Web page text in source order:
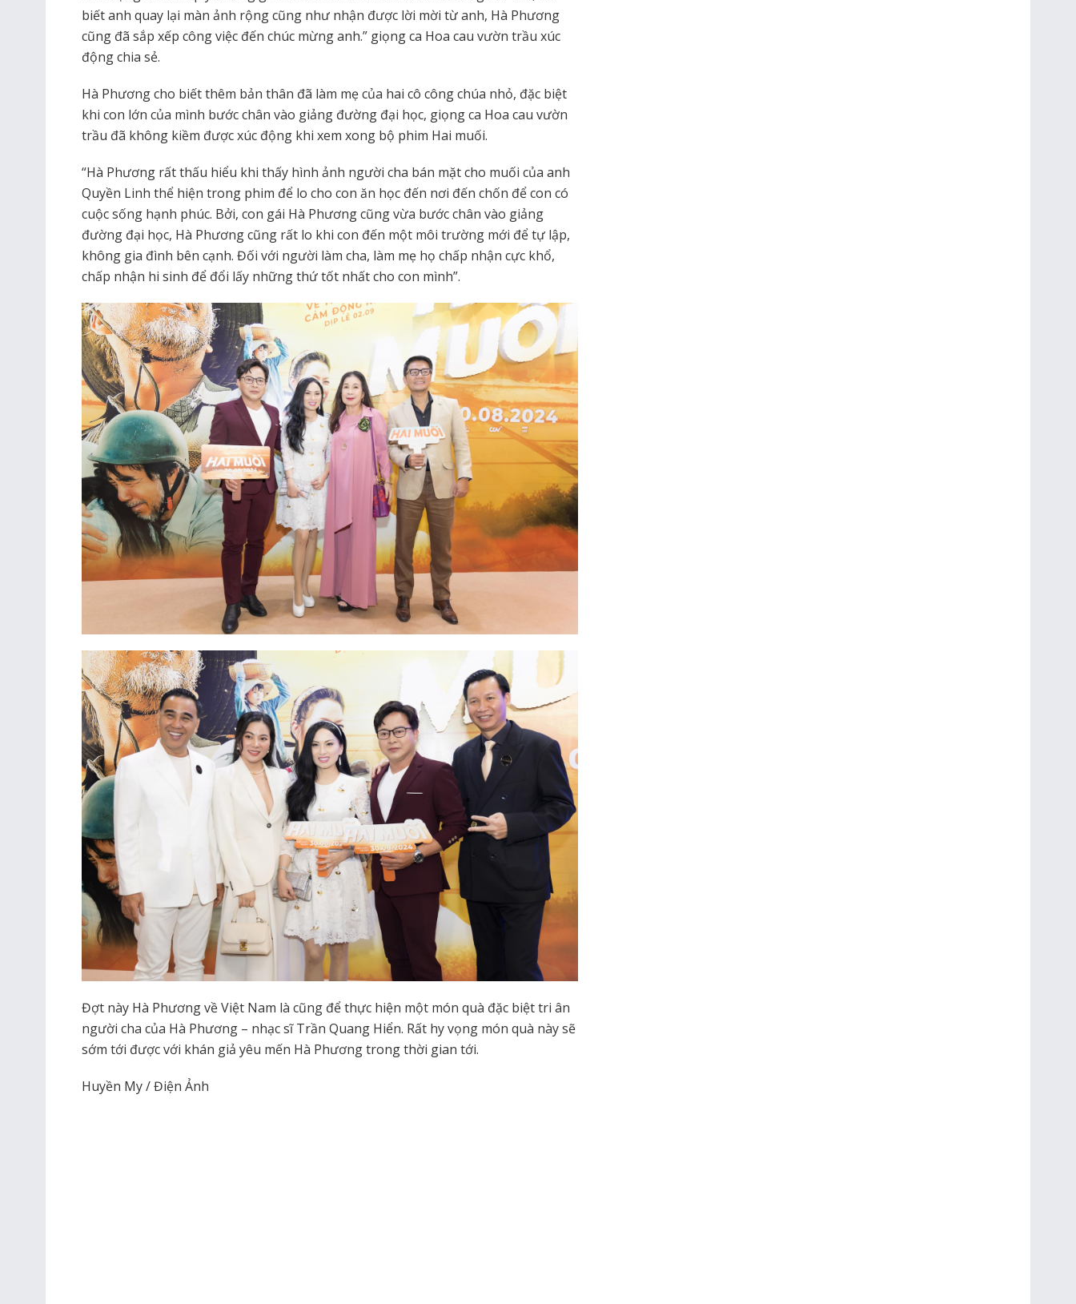
biết anh quay lại màn ảnh rộng cũng như nhận được lời mời từ anh, Hà Phương
cũng đã sắp xếp công việc đến chúc mừng anh.” giọng ca Hoa cau vườn trầu xúc
động chia sẻ.
Hà Phương cho biết thêm bản thân đã làm mẹ của hai cô công chúa nhỏ, đặc biệt
khi con lớn của mình bước chân vào giảng đường đại học, giọng ca Hoa cau vườn
trầu đã không kiềm được xúc động khi xem xong bộ phim Hai muối.
“Hà Phương rất thấu hiểu khi thấy hình ảnh người cha bán mặt cho muối của anh
Quyền Linh thể hiện trong phim để lo cho con ăn học đến nơi đến chốn để con có
cuộc sống hạnh phúc. Bởi, con gái Hà Phương cũng vừa bước chân vào giảng
đường đại học, Hà Phương cũng rất lo khi con đến một môi trường mới để tự lập,
không gia đình bên cạnh. Đối với người làm cha, làm mẹ họ chấp nhận cực khổ,
chấp nhận hi sinh để đổi lấy những thứ tốt nhất cho con mình”.
Đợt này Hà Phương về Việt Nam là cũng để thực hiện một món quà đặc biệt tri ân
người cha của Hà Phương – nhạc sĩ Trần Quang Hiển. Rất hy vọng món quà này sẽ
sớm tới được với khán giả yêu mến Hà Phương trong thời gian tới.
Huyền My / Điện Ảnh